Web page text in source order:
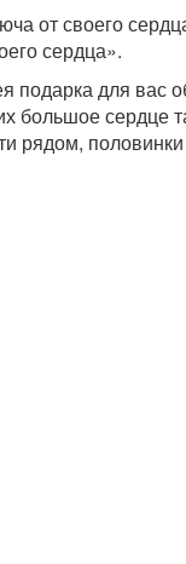
от своего
сердца».
подарка для вас
большое сердце
рядом,